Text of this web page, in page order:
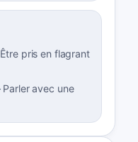
Être pris en flagrant
Parler avec une